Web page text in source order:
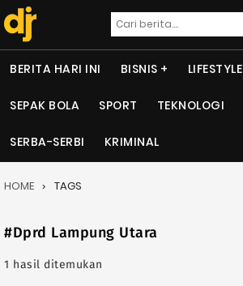
BERITA HARI INI BISNIS LIFESTYLE
SEPAK BOLA SPORT TEKNOLOGI
SERBA-SERBI KRIMINAL
HOME TAGS
#Dprd Lampung Utara
1 hasil ditemukan